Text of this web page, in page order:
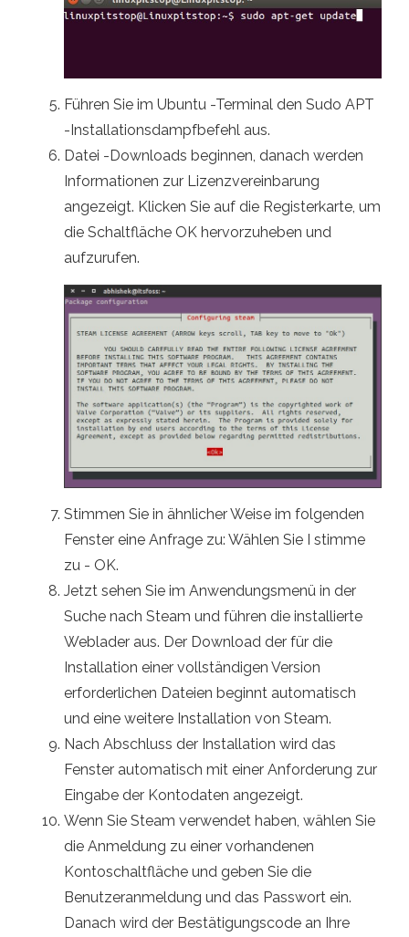
Führen Sie im Ubuntu -Terminal den Sudo APT
-Installationsdampfbefehl aus.
Datei -Downloads beginnen, danach werden
Informationen zur Lizenzvereinbarung
angezeigt. Klicken Sie auf die Registerkarte, um
die Schaltfläche OK hervorzuheben und
aufzurufen.
Stimmen Sie in ähnlicher Weise im folgenden
Fenster eine Anfrage zu: Wählen Sie I stimme
zu - OK.
Jetzt sehen Sie im Anwendungsmenü in der
Suche nach Steam und führen die installierte
Weblader aus. Der Download der für die
Installation einer vollständigen Version
erforderlichen Dateien beginnt automatisch
und eine weitere Installation von Steam.
Nach Abschluss der Installation wird das
Fenster automatisch mit einer Anforderung zur
Eingabe der Kontodaten angezeigt.
Wenn Sie Steam verwendet haben, wählen Sie
die Anmeldung zu einer vorhandenen
Kontoschaltfläche und geben Sie die
Benutzeranmeldung und das Passwort ein.
Danach wird der Bestätigungscode an Ihre